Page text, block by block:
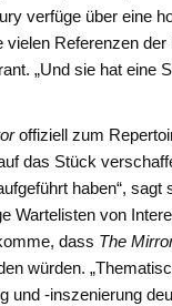
verfüge über eine
Referenzen
„Und sie hat eine
offiziell zum
das Stück
haben“,
Wartelisten von
dass The
würden.
-inszenierung